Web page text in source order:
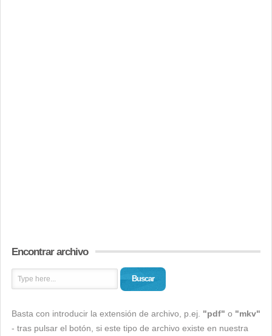
Encontrar archivo
Buscar
Basta con introducir la extensión de archivo, p.ej. "pdf" o "mkv"
- tras pulsar el botón, si este tipo de archivo existe en nuestra